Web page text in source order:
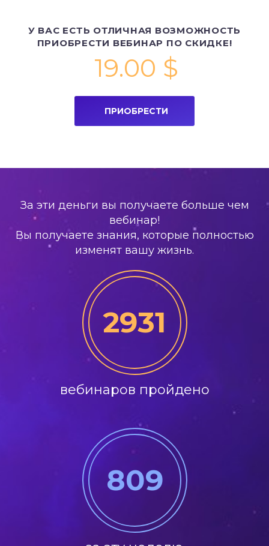
У ВАС ЕСТЬ ОТЛИЧНАЯ ВОЗМОЖНОСТЬ
ПРИОБРЕСТИ ВЕБИНАР ПО СКИДКЕ!
Стоимость
19.00 $
ПРИОБРЕСТИ
За эти деньги вы получаете больше чем
вебинар!
Вы получаете знания, которые полностью
изменят вашу жизнь.
2931
вебинаров пройдено
809